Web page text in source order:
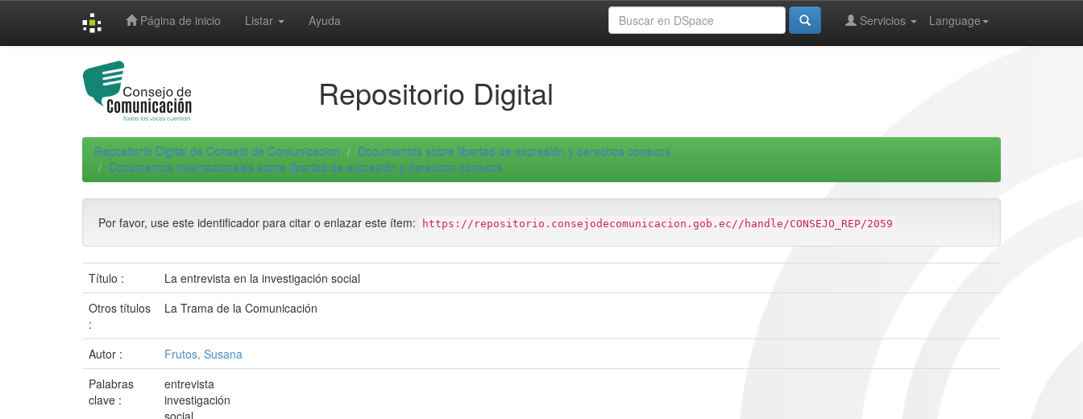
Página de inicio Listar Ayuda Language
Servicios
Repositorio Digital
Repositorio Digital de Consejo de Comunicacion
Documentos sobre libertad de expresión y derechos conexos
Documentos internacionales sobre libertad de expresión y derechos conexos
Por favor, use este identificador para citar o enlazar este ítem: https://repositorio.consejodecomunicacion.gob.ec//handle/CONSEJO_REP/2059
Título :
La entrevista en la investigación social
Otros títulos
:
La Trama de la Comunicación
Autor :
Frutos, Susana
Palabras
clave :
entrevista
investigación
social